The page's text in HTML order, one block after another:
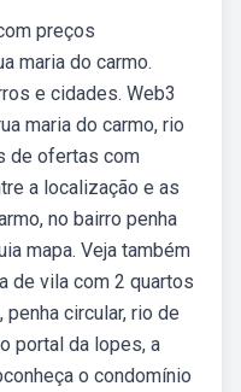
preços
maria do carmo.
e cidades. Web3
maria do carmo, rio
de ofertas com
a localização e as
no bairro penha
mapa. Veja também
de vila com 2 quartos
penha circular, rio de
portal da lopes, a
o condomínio